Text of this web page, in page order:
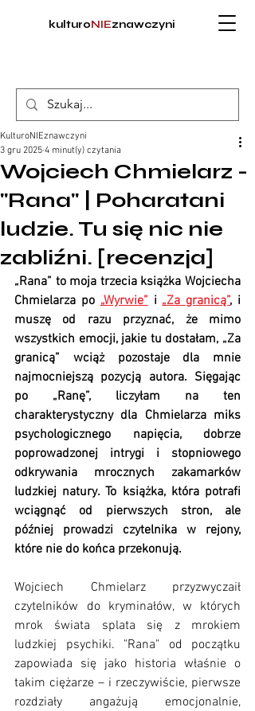
kulturoNIEznawczyni
Wojciech Chmielarz -
"Rana" | Poharatani
ludzie. Tu się nic nie
zabliźni. [recenzja]
KulturoNIEznawczyni
3 gru 2025 4 minut(y) czytania
„Rana” to moja trzecia książka Wojciecha
Chmielarza po „Wyrwie” i „Za granicą”, i
muszę od razu przyznać, że mimo
wszystkich emocji, jakie tu dostałam, „Za
granicą” wciąż pozostaje dla mnie
najmocniejszą pozycją autora. Sięgając
po „Ranę”, liczyłam na ten
charakterystyczny dla Chmielarza miks
psychologicznego napięcia, dobrze
poprowadzonej intrygi i stopniowego
odkrywania mrocznych zakamarków
ludzkiej natury. To książka, która potrafi
wciągnąć od pierwszych stron, ale
później prowadzi czytelnika w rejony,
które nie do końca przekonują.
Wojciech Chmielarz przyzwyczaił
czytelników do kryminałów, w których
mrok świata splata się z mrokiem
ludzkiej psychiki. "Rana" od początku
zapowiada się jako historia właśnie o
takim ciężarze – i rzeczywiście, pierwsze
rozdziały angażują emocjonalnie,